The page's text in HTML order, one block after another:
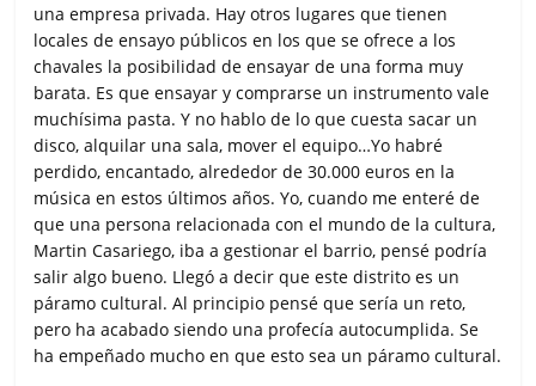
una empresa privada. Hay otros lugares que tienen
locales de ensayo públicos en los que se ofrece a los
chavales la posibilidad de ensayar de una forma muy
barata. Es que ensayar y comprarse un instrumento vale
muchísima pasta. Y no hablo de lo que cuesta sacar un
disco, alquilar una sala, mover el equipo…Yo habré
perdido, encantado, alrededor de 30.000 euros en la
música en estos últimos años. Yo, cuando me enteré de
que una persona relacionada con el mundo de la cultura,
Martin Casariego, iba a gestionar el barrio, pensé podría
salir algo bueno. Llegó a decir que este distrito es un
páramo cultural. Al principio pensé que sería un reto,
pero ha acabado siendo una profecía autocumplida. Se
ha empeñado mucho en que esto sea un páramo cultural.